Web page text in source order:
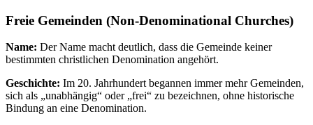
Freie Gemeinden (Non-Denominational Churches)
Name: Der Name macht deutlich, dass die Gemeinde keiner
bestimmten christlichen Denomination angehört.
Geschichte: Im 20. Jahrhundert begannen immer mehr Gemeinden,
sich als „unabhängig“ oder „frei“ zu bezeichnen, ohne historische
Bindung an eine Denomination.